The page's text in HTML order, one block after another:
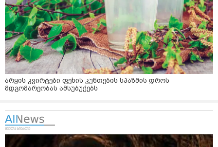
არყის კვირტები ფეხის კუნთების სპაზმის დროს
მდგომარეობას ამსუბუქებს